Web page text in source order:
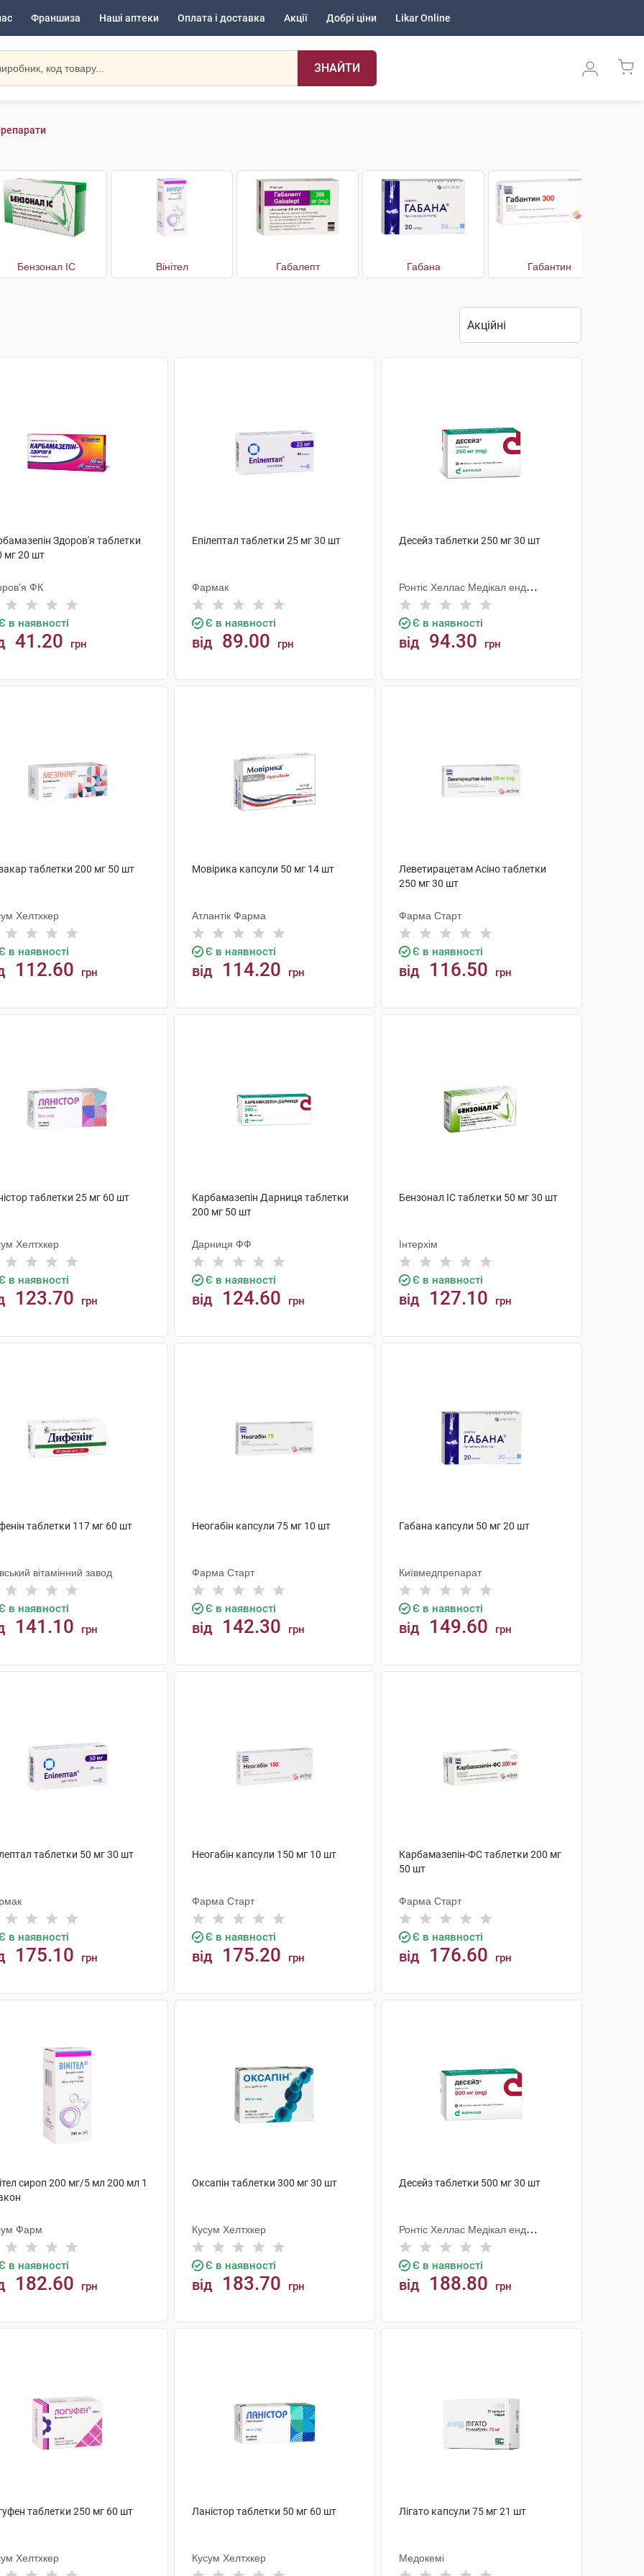
Франшиза Наші аптеки Оплата і доставка Акції Добрі ціни Likar Online
ЗНАЙТИ
Бензонал IC Вінітел Габалепт Габана Габантин
Здоров'я таблетки
мг 20 шт
ФК
в наявності
41.20 грн
Епілептал таблетки 25 мг 30 шт
Фармак
Є в наявності
від 89.00 грн
Десейз таблетки 250 мг 30 шт
Ронтіс Хеллас Медікал енд
Фармасьютікал Продактс С.А.
Є в наявності
від 94.30 грн
таблетки 200 мг 50 шт
Хелтхкер
в наявності
112.60 грн
Мовірика капсули 50 мг 14 шт
Атлантік Фарма
Є в наявності
від 114.20 грн
Леветирацетам Асіно таблетки
250 мг 30 шт
Фарма Старт
Є в наявності
від 116.50 грн
таблетки 25 мг 60 шт
Хелтхкер
в наявності
123.70 грн
Карбамазепін Дарниця таблетки
200 мг 50 шт
Дарниця ФФ
Є в наявності
від 124.60 грн
Бензонал IC таблетки 50 мг 30 шт
Інтерхім
Є в наявності
від 127.10 грн
таблетки 117 мг 60 шт
вітамінний завод
в наявності
141.10 грн
Неогабін капсули 75 мг 10 шт
Фарма Старт
Є в наявності
від 142.30 грн
Габана капсули 50 мг 20 шт
Київмедпрепарат
Є в наявності
від 149.60 грн
таблетки 50 мг 30 шт
в наявності
175.10 грн
Неогабін капсули 150 мг 10 шт
Фарма Старт
Є в наявності
від 175.20 грн
Карбамазепін-ФС таблетки 200 мг
50 шт
Фарма Старт
Є в наявності
від 176.60 грн
сироп 200 мг/5 мл 200 мл 1
Фарм
в наявності
182.60 грн
Оксапін таблетки 300 мг 30 шт
Кусум Хелтхкер
Є в наявності
від 183.70 грн
Десейз таблетки 500 мг 30 шт
Ронтіс Хеллас Медікал енд
Фармасьютікал Продактс С.А.
Є в наявності
від 188.80 грн
таблетки 250 мг 60 шт
Хелтхкер
Ланістор таблетки 50 мг 60 шт
Кусум Хелтхкер
Лігато капсули 75 мг 21 шт
Медокемі